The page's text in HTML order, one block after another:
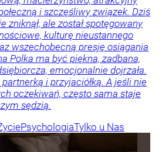
i szczęśliwy związek. Dziś
zniknął, ale został spotęgowany
kulturę nieustannego
wszechobecną presję osiągania
Polka ma być piękna, zadbana,
emocjonalnie dojrzała.
i przyjaciółką. A jeśli nie
oczekiwań, często sama staje
sędzią.
PsychologiaTylko u Nas